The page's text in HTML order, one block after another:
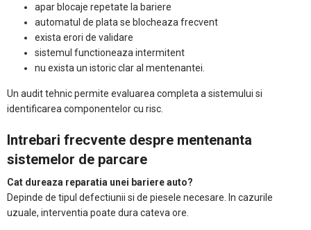
apar blocaje repetate la bariere
automatul de plata se blocheaza frecvent
exista erori de validare
sistemul functioneaza intermitent
nu exista un istoric clar al mentenantei.
Un audit tehnic permite evaluarea completa a sistemului si
identificarea componentelor cu risc.
Intrebari frecvente despre mentenanta
sistemelor de parcare
Cat dureaza reparatia unei bariere auto?
Depinde de tipul defectiunii si de piesele necesare. In cazurile
uzuale, interventia poate dura cateva ore.